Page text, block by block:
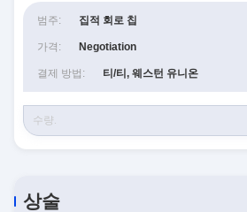
범주: 집적 회로 칩
가격: Negotiation
결제 방법: 티/티, 웨스턴 유니온
상술